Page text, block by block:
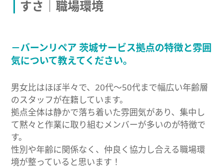
すさ｜職場環境
－バーンリペア 茨城サービス拠点の特徴と雰囲
気について教えてください。
男女比はほぼ半々で、20代〜50代まで幅広い年齢層
のスタッフが在籍しています。
拠点全体は静かで落ち着いた雰囲気があり、集中し
て黙々と作業に取り組むメンバーが多いのが特徴で
す。
性別や年齢に関係なく、仲良く協力し合える職場環
境が整っていると思います！